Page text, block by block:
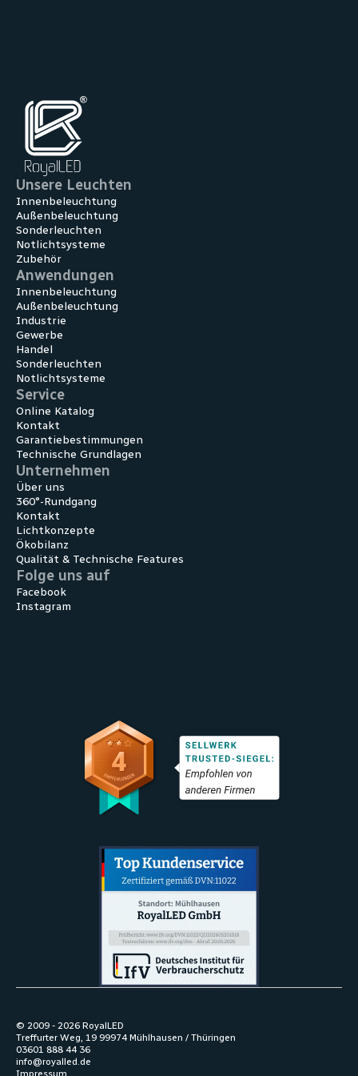
Unsere Leuchten
Innenbeleuchtung
Außenbeleuchtung
Sonderleuchten
Notlichtsysteme
Zubehör
Anwendungen
Innen­beleuchtung
Außen­beleuchtung
Industrie
Gewerbe
Handel
Sonder­leuchten
Notlicht­systeme
Service
Online Katalog
Kontakt
Garantiebestimmungen
Technische Grundlagen
Unternehmen
Über uns
360°-Rundgang
Kontakt
Lichtkonzepte
Ökobilanz
Qualität & Technische Features
Folge uns auf
Facebook
Instagram
© 2009 - 2026 RoyalLED
Treffurter Weg, 19 99974 Mühlhausen / Thüringen
03601 888 44 36
info@royalled.de
Impressum